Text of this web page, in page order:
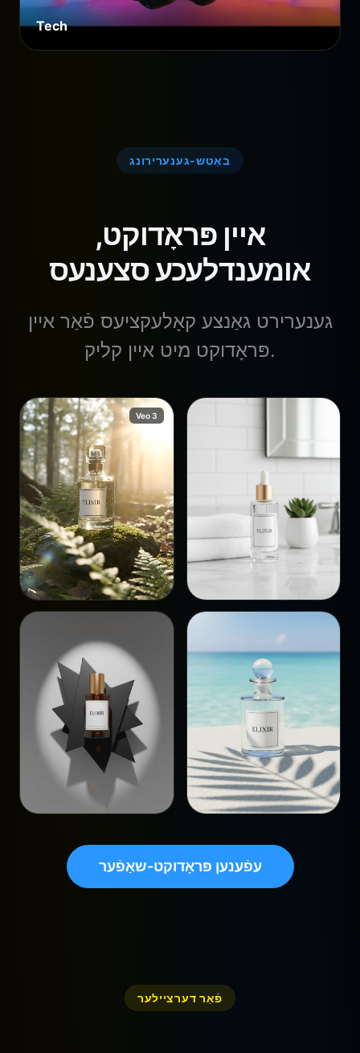
Tech
באַטש-גענערירונג
איין פּראָדוקט,
אומענדלעכע סצענעס
גענערירט גאַנצע קאָלעקציעס פֿאַר איין
פּראָדוקט מיט איין קליק.
Veo 3
עפֿענען פּראָדוקט-שאַפֿער
פֿאַר דערציילער